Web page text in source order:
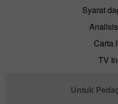
Syarat
Carta
TV
Untuk